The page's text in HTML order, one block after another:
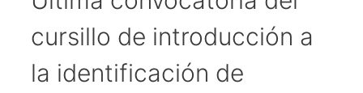
cursillo de introducción a
la identificación de